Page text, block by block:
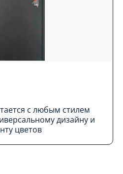
с любым стилем
дизайну и
цветов